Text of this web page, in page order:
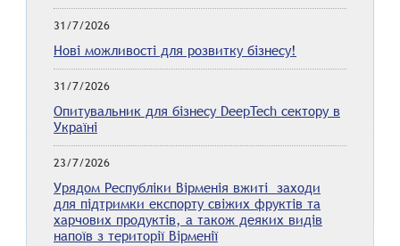
31/7/2026
Нові можливості для розвитку бізнесу!
31/7/2026
Опитувальник для бізнесу DeepTech сектору в
Україні
23/7/2026
Урядом Республіки Вірменія вжиті заходи
для підтримки експорту свіжих фруктів та
харчових продуктів, а також деяких видів
напоїв з території Вірменії